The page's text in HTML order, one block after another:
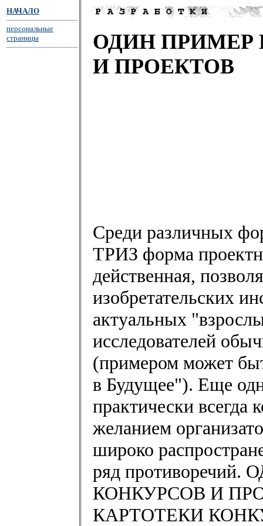
НАЧАЛО
персональные
страницы
ОДИН ПРИМЕР
И ПРОЕКТОВ
Среди различных
ТРИЗ форма
действенная,
изобретательских
актуальных
исследователей
(примером может
в Будущее"). Еще
практически всегда
желанием
широко
ряд
КОНКУРСОВ И
КАРТОТЕКИ